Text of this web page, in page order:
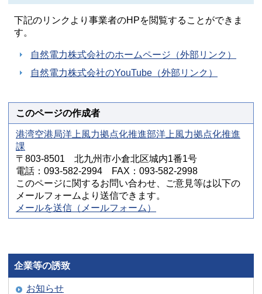
下記のリンクより事業者のHPを閲覧することができま
す。
自然電力株式会社のホームページ（外部リンク）
自然電力株式会社のYouTube（外部リンク）
このページの作成者
港湾空港局洋上風力拠点化推進部洋上風力拠点化推進
課
〒803-8501 北九州市小倉北区城内1番1号
電話：093-582-2994 FAX：093-582-2998
このページに関するお問い合わせ、ご意見等は以下の
メールフォームより送信できます。
メールを送信（メールフォーム）
企業等の誘致
お知らせ